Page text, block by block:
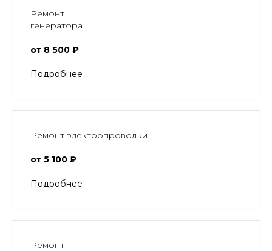
Ремонт
генератора
от 8 500 ₽
Подробнее
Ремонт электропроводки
от 5 100 ₽
Подробнее
Ремонт